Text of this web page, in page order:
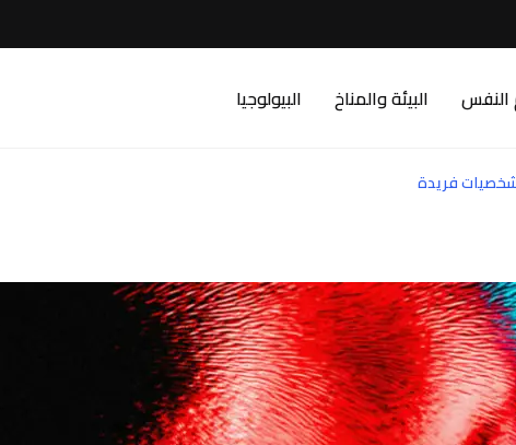
النفس البيئة والمناخ البيولوجيا